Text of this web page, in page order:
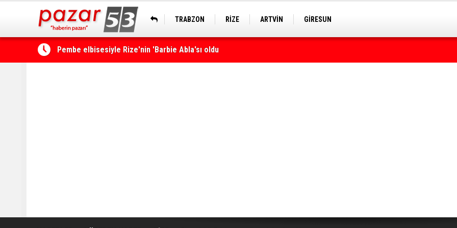
TRABZON RİZE ARTVİN GİRESUN
Rize’de ‘Yaşayan Miras Şöleni’ başladı